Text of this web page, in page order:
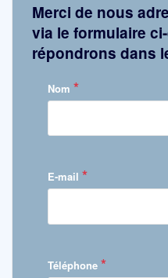
Merci de nous
via le formulaire
répondrons dans
Nom *
E-mail *
Téléphone *